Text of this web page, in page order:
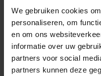
We gebruiken cookies
personaliseren, om
en om ons
informatie over uw
partners voor social
partners kunnen deze